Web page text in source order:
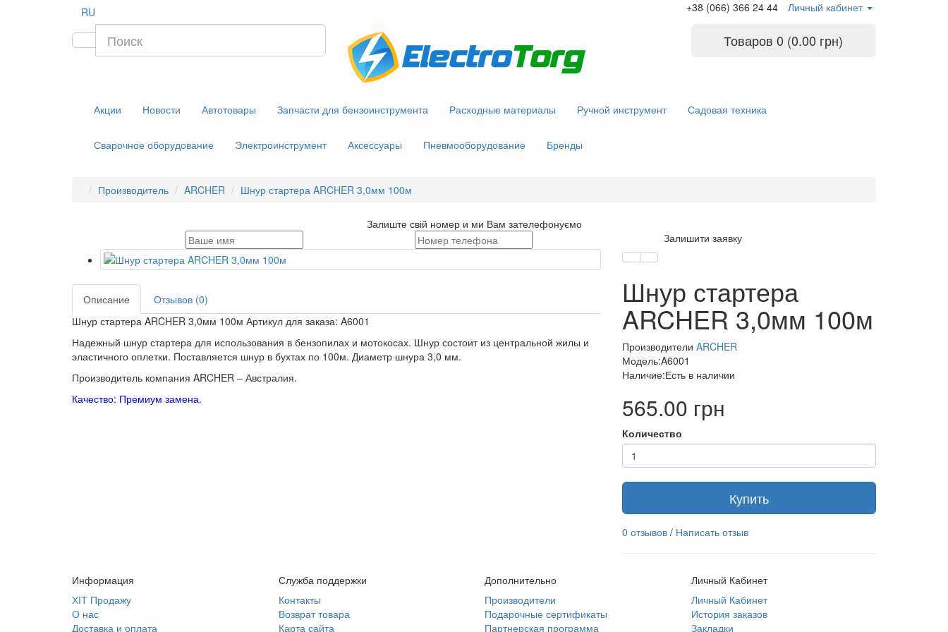
RU +38 (066) 366 24 44 Личный кабинет
Товаров 0 (0.00 грн)
Акции Новости Автотовары Запчасти для бензоинструмента Расходные материалы Ручной инструмент Садовая техника
Сварочное оборудование Электроинструмент Аксессуары Пневмооборудование Бренды
Производитель ARCHER Шнур стартера ARCHER 3,0мм 100м
Залиште свій номер и ми Вам зателефонуємо
Залишити заявку
Описание
Отзывов (0)
Шнур стартера ARCHER 3,0мм 100м Артикул для заказа: A6001
Надежный шнур стартера для использования в бензопилах и мотокосах. Шнур состоит из центральной жилы и
эластичного оплетки. Поставляется шнур в бухтах по 100м. Диаметр шнура 3,0 мм.
Производитель компания ARCHER – Австралия.
Качество: Премиум замена.
Шнур стартера
ARCHER 3,0мм 100м
Производители ARCHER
Модель:A6001
Наличие:Есть в наличии
565.00 грн
Количество
Купить
0 отзывов / Написать отзыв
Информация
ХІТ Продажу
О нас
Доставка и оплата
Служба поддержки
Контакты
Возврат товара
Карта сайта
Дополнительно
Производители
Подарочные сертификаты
Партнерская программа
Личный Кабинет
Личный Кабинет
История заказов
Закладки